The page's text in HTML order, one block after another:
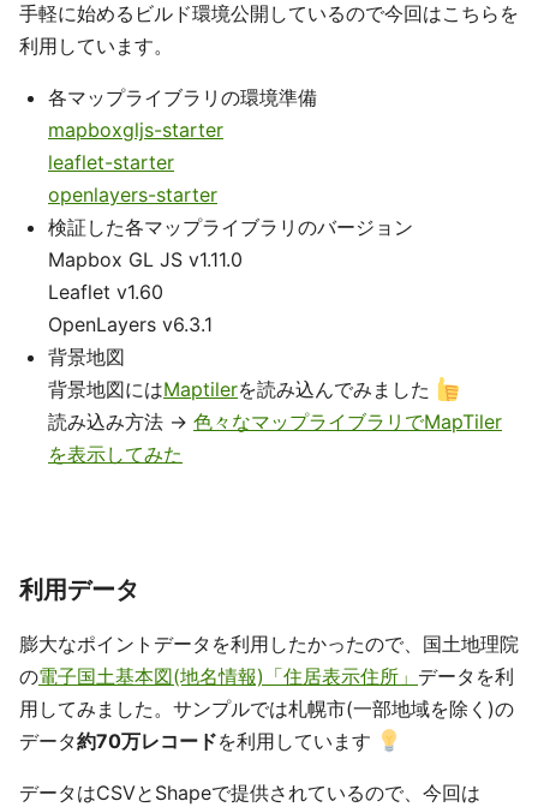
手軽に始めるビルド環境公開しているので今回はこちらを
利用しています。
各マップライブラリの環境準備
mapboxgljs-starter
leaflet-starter
openlayers-starter
検証した各マップライブラリのバージョン
Mapbox GL JS v1.11.0
Leaflet v1.60
OpenLayers v6.3.1
背景地図
背景地図にはMaptilerを読み込んでみました
読み込み方法 → 色々なマップライブラリでMapTiler
を表示してみた
利用データ
膨大なポイントデータを利用したかったので、国土地理院
の電子国土基本図(地名情報)「住居表示住所」 データを利
用してみました。サンプルでは札幌市(一部地域を除く)の
データ約70万レコードを利用しています
データはCSVとShapeで提供されているので、今回は